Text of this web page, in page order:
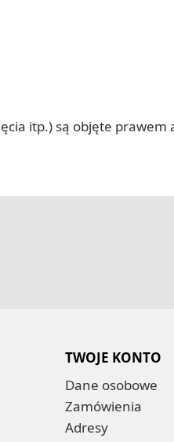
itp.) są objęte
TWOJE KONTO
Dane osobowe
Zamówienia
Adresy